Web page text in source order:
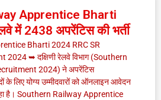
Apprentice Bharti
में 2438 अपरेंटिस की भर्ती
Bharti 2024 RRC SR
➥ दक्षिणी रेलवे विभाग (Southern
2024) ने अपरेंटिस
लिए योग्य उम्मीदवारों को ऑनलाइन आवेदन
है। Southern Railway Apprentice